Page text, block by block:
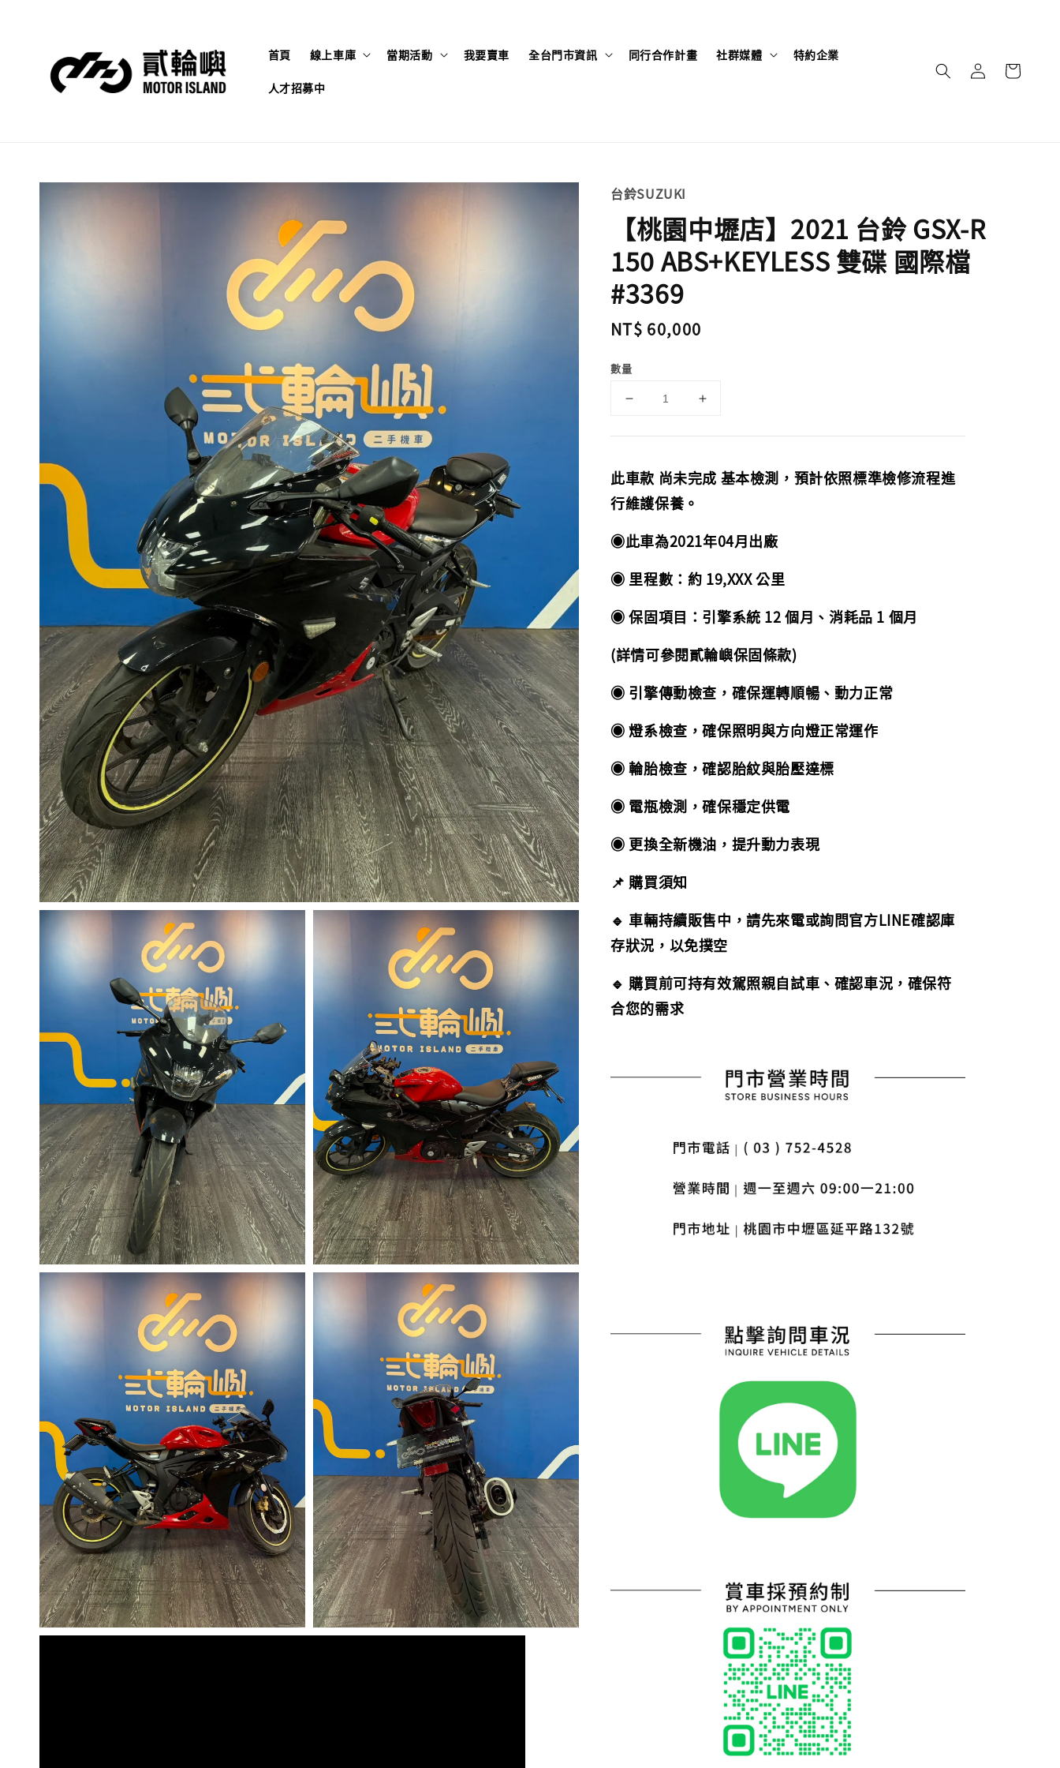
首頁 線上車庫 當期活動 我要賣車 全台門市資訊 同行合作計畫 社群媒體 特約企業
人才招募中
台鈴SUZUKI
【桃園中壢店】2021 台鈴 GSX-R
150 ABS+KEYLESS 雙碟 國際檔
#3369
Regular
NT$ 60,000
數量
此車款 尚未完成 基本檢測，預計依照標準檢修流程進
行維護保養。
◉此車為2021年04月出廠
◉ 里程數：約 19,XXX 公里
◉ 保固項目：引擎系統 12 個月、消耗品 1 個月
(詳情可參閱貳輪嶼保固條款)
◉ 引擎傳動檢查，確保運轉順暢、動力正常
◉ 燈系檢查，確保照明與方向燈正常運作
◉ 輪胎檢查，確認胎紋與胎壓達標
◉ 電瓶檢測，確保穩定供電
◉ 更換全新機油，提升動力表現
📌 購買須知
🔹 車輛持續販售中，請先來電或詢問官方LINE確認庫
存狀況，以免撲空
🔹 購買前可持有效駕照親自試車、確認車況，確保符
合您的需求